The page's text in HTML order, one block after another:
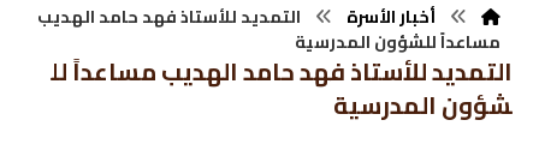
أخبار الأسرة
التمديد للأستاذ فهد حامد الهديب
مساعداً للشؤون المدرسية
التمديد للأستاذ فهد حامد الهديب مساعداً لل
شؤون المدرسية